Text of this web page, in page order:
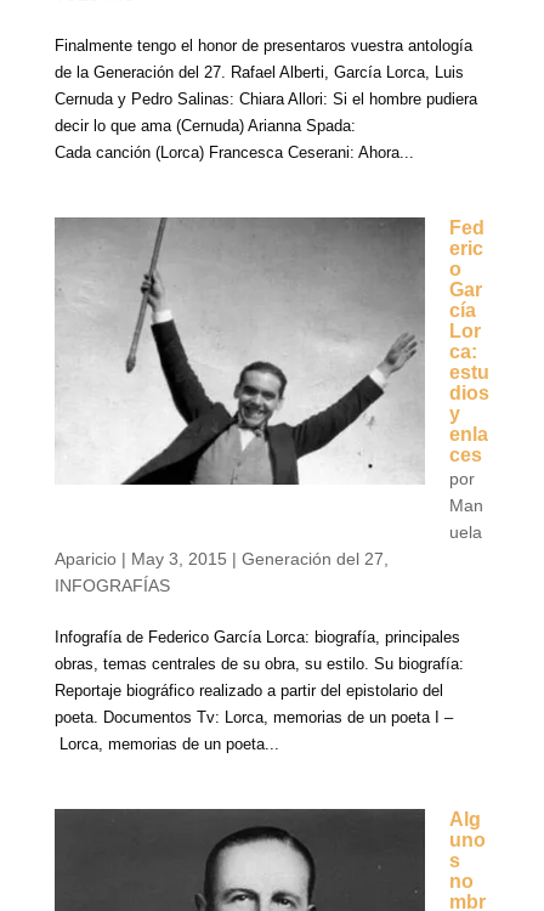
Finalmente tengo el honor de presentaros vuestra antología
de la Generación del 27. Rafael Alberti, García Lorca, Luis
Cernuda y Pedro Salinas: Chiara Allori: Si el hombre pudiera
decir lo que ama (Cernuda) Arianna Spada:
Cada canción (Lorca) Francesca Ceserani: Ahora...
Fed
eric
o
Gar
cía
Lor
ca:
estu
dios
y
enla
ces
por
Man
uela
Aparicio| May 3, 2015 | Generación del 27
INFOGRAFÍAS
Infografía de Federico García Lorca: biografía, principales
obras, temas centrales de su obra, su estilo. Su biografía:
Reportaje biográfico realizado a partir del epistolario del
poeta. Documentos Tv: Lorca, memorias de un poeta I –
Lorca, memorias de un poeta...
Alg
uno
s
no
mbr